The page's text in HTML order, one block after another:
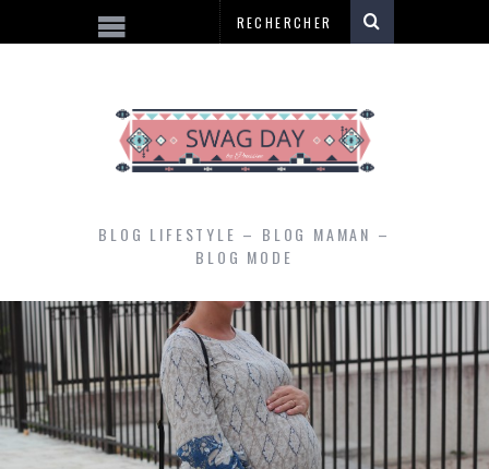
BLOG LIFESTYLE – BLOG MAMAN –
BLOG MODE